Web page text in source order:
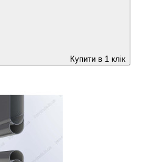
Купити в 1 клік